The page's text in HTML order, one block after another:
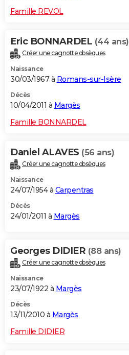
Famille REVOL
Eric BONNARDEL (44 ans)
Créer une cagnotte obsèques
Naissance
30/03/1967 à Romans-sur-Isère
Décès
10/04/2011 à Margès
Famille BONNARDEL
Daniel ALAVES (56 ans)
Créer une cagnotte obsèques
Naissance
24/07/1954 à Carpentras
Décès
24/01/2011 à Margès
Georges DIDIER (88 ans)
Créer une cagnotte obsèques
Naissance
23/07/1922 à Margès
Décès
13/11/2010 à Margès
Famille DIDIER